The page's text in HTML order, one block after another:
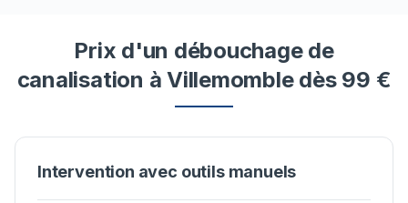
Prix d'un débouchage de
canalisation à Villemomble dès 99 €
Intervention avec outils manuels